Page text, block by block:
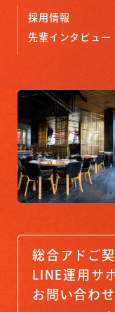
採用情報
先輩インタビュー
総合アドご
LINE運用サ
お問い合わ